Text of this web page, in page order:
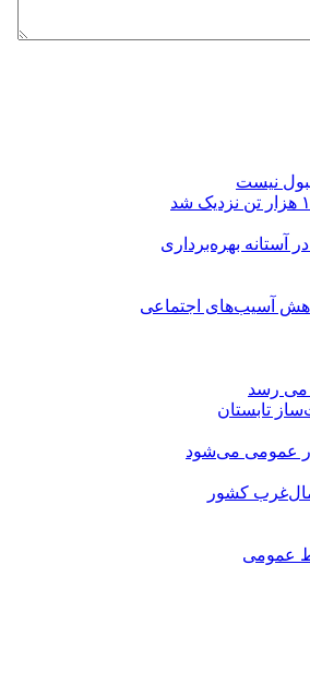
نیست
آستانه بهره‌برداری
آسیب‌های اجتماعی
می‌ رسد
تابستان
عمومی می‌شود
کشور
عمومی